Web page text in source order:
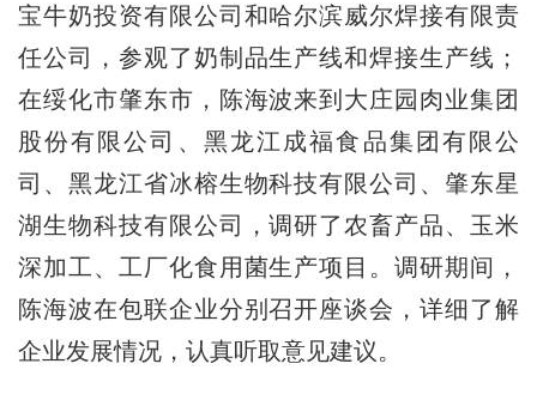
宝牛奶投资有限公司和哈尔滨威尔焊接有限责
任公司，参观了奶制品生产线和焊接生产线；
在绥化市肇东市，陈海波来到大庄园肉业集团
股份有限公司、黑龙江成福食品集团有限公
司、黑龙江省冰榕生物科技有限公司、肇东星
湖生物科技有限公司，调研了农畜产品、玉米
深加工、工厂化食用菌生产项目。调研期间，
陈海波在包联企业分别召开座谈会，详细了解
企业发展情况，认真听取意见建议。